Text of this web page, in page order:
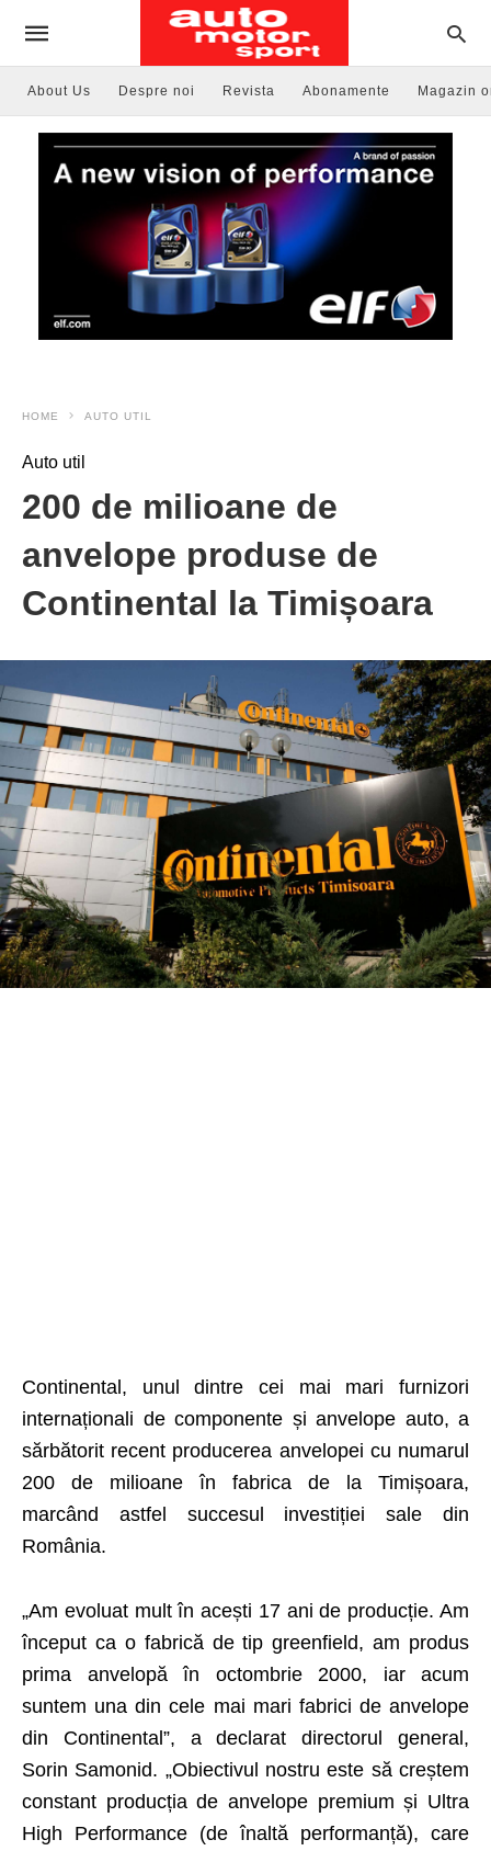
About Us Despre noi Revista Abonamente Magazin
HOME AUTO UTIL
Auto util
200 de milioane de
anvelope produse de
Continental la Timișoara
Continental, unul dintre cei mai mari furnizori
internaționali de componente și anvelope auto, a
sărbătorit recent producerea anvelopei cu numarul
200 de milioane în fabrica de la Timișoara,
marcând astfel succesul investiției sale din
România.
„Am evoluat mult în acești 17 ani de producție. Am
început ca o fabrică de tip greenfield, am produs
prima anvelopă în octombrie 2000, iar acum
suntem una din cele mai mari fabrici de anvelope
din Continental”, a declarat directorul general,
Sorin Samonid. „Obiectivul nostru este să creștem
constant producția de anvelope premium și Ultra
High Performance (de înaltă performanță), care